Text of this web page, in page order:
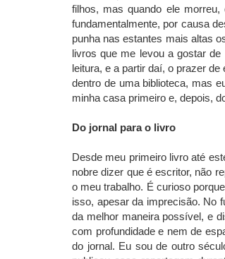
filhos, mas quando ele
fundamentalmente, por causa
punha nas estantes mais altas
livros que me levou a gostar
leitura, e a partir daí, o prazer
dentro de uma biblioteca, mas
minha casa primeiro e, depois,
Do jornal para o livro
Desde meu primeiro livro até
nobre dizer que é escritor, não
o meu trabalho. É curioso
isso, apesar da imprecisão. No
da melhor maneira possível, e
com profundidade e nem de
do jornal. Eu sou de outro